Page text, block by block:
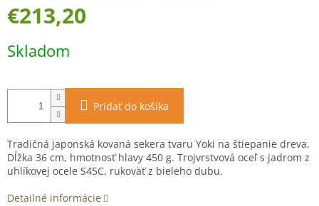
€213,20
cena:
Skladom
Pridať do košíka
Tradičná japonská kovaná sekera tvaru Yoki na štiepanie dreva.
Dĺžka 36 cm, hmotnosť hlavy 450 g. Trojvrstvová oceľ s jadrom z
uhlíkovej ocele S45C, rukoväť z bieleho dubu.
Detailné informácie